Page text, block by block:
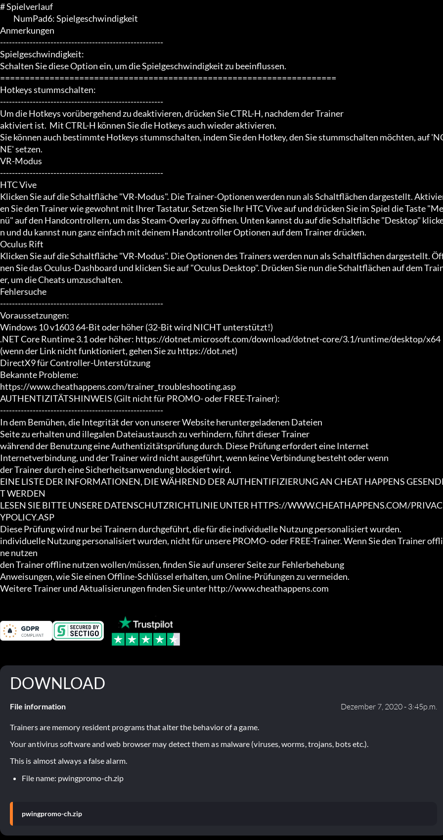
# Spielverlauf
Anmerkungen
-------------------------------------------------------
Spielgeschwindigkeit:
Schalten Sie diese Option ein, um die Spielgeschwindigkeit zu beeinflussen.
====================================================================
Hotkeys stummschalten:
-------------------------------------------------------
Um die Hotkeys vorübergehend zu deaktivieren, drücken Sie CTRL-H, nachdem der Trainer
aktiviert ist.  Mit CTRL-H können Sie die Hotkeys auch wieder aktivieren.
Sie können auch bestimmte Hotkeys stummschalten, indem Sie den Hotkey, den Sie stummschalten möchten, auf
NE' setzen.
VR-Modus
-------------------------------------------------------
HTC Vive
Klicken Sie auf die Schaltfläche "VR-Modus". Die Trainer-Optionen werden nun als Schaltflächen dargestellt.
en Sie den Trainer wie gewohnt mit Ihrer Tastatur. Setzen Sie Ihr HTC Vive auf und drücken Sie im Spiel die Taste "Me
nü" auf den Handcontrollern, um das Steam-Overlay zu öffnen. Unten kannst du auf die Schaltfläche "Desktop"
n und du kannst nun ganz einfach mit deinem Handcontroller Optionen auf dem Trainer drücken.
Oculus Rift
Klicken Sie auf die Schaltfläche "VR-Modus". Die Optionen des Trainers werden nun als Schaltflächen dargestellt.
nen Sie das Oculus-Dashboard und klicken Sie auf "Oculus Desktop". Drücken Sie nun die Schaltflächen auf dem
er, um die Cheats umzuschalten.
Fehlersuche
-------------------------------------------------------
Voraussetzungen:
Windows 10 v1603 64-Bit oder höher (32-Bit wird NICHT unterstützt!)
.NET Core Runtime 3.1 oder höher: https://dotnet.microsoft.com/download/dotnet-core/3.1/runtime/desktop/x64
(wenn der Link nicht funktioniert, gehen Sie zu https://dot.net)
DirectX9 für Controller-Unterstützung
Bekannte Probleme:
https://www.cheathappens.com/trainer_troubleshooting.asp
AUTHENTIZITÄTSHINWEIS (Gilt nicht für PROMO- oder FREE-Trainer):
-------------------------------------------------------
In dem Bemühen, die Integrität der von unserer Website heruntergeladenen Dateien
Seite zu erhalten und illegalen Dateiaustausch zu verhindern, führt dieser Trainer
während der Benutzung eine Authentizitätsprüfung durch. Diese Prüfung erfordert eine Internet
Internetverbindung, und der Trainer wird nicht ausgeführt, wenn keine Verbindung besteht oder wenn
der Trainer durch eine Sicherheitsanwendung blockiert wird.
EINE LISTE DER INFORMATIONEN, DIE WÄHREND DER AUTHENTIFIZIERUNG AN CHEAT HAPPENS
T WERDEN
LESEN SIE BITTE UNSERE DATENSCHUTZRICHTLINIE UNTER HTTPS://WWW.CHEATHAPPENS.COM/PRIVAC
YPOLICY.ASP
Diese Prüfung wird nur bei Trainern durchgeführt, die für die individuelle Nutzung personalisiert wurden.
individuelle Nutzung personalisiert wurden, nicht für unsere PROMO- oder FREE-Trainer. Wenn Sie den Trainer offli
ne nutzen
den Trainer offline nutzen wollen/müssen, finden Sie auf unserer Seite zur Fehlerbehebung
Anweisungen, wie Sie einen Offline-Schlüssel erhalten, um Online-Prüfungen zu vermeiden.
Weitere Trainer und Aktualisierungen finden Sie unter http://www.cheathappens.com
DOWNLOAD
File information Dezember 7, 2020 - 3:45p.m.
Trainers are memory resident programs that alter the behavior of a game.
Your antivirus software and web browser may detect them as malware (viruses, worms, trojans, bots etc.).
This is almost always a false alarm.
File name: pwingpromo-ch.zip
pwingpromo-ch.zip